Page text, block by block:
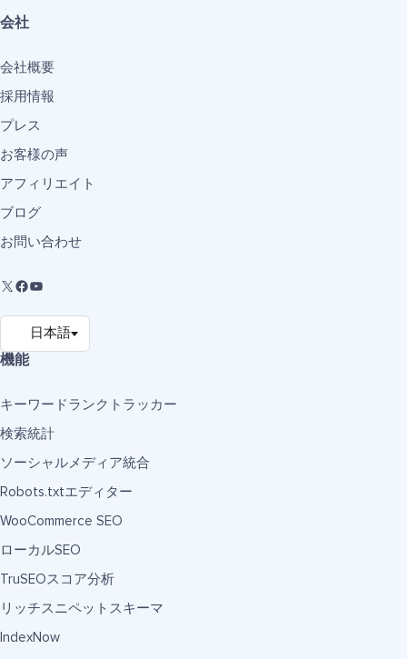
会社
会社概要
採用情報
プレス
お客様の声
アフィリエイト
ブログ
お問い合わせ
機能
キーワードランクトラッカー
検索統計
ソーシャルメディア統合
Robots.txtエディター
WooCommerce SEO
ローカルSEO
TruSEOスコア分析
リッチスニペットスキーマ
IndexNow